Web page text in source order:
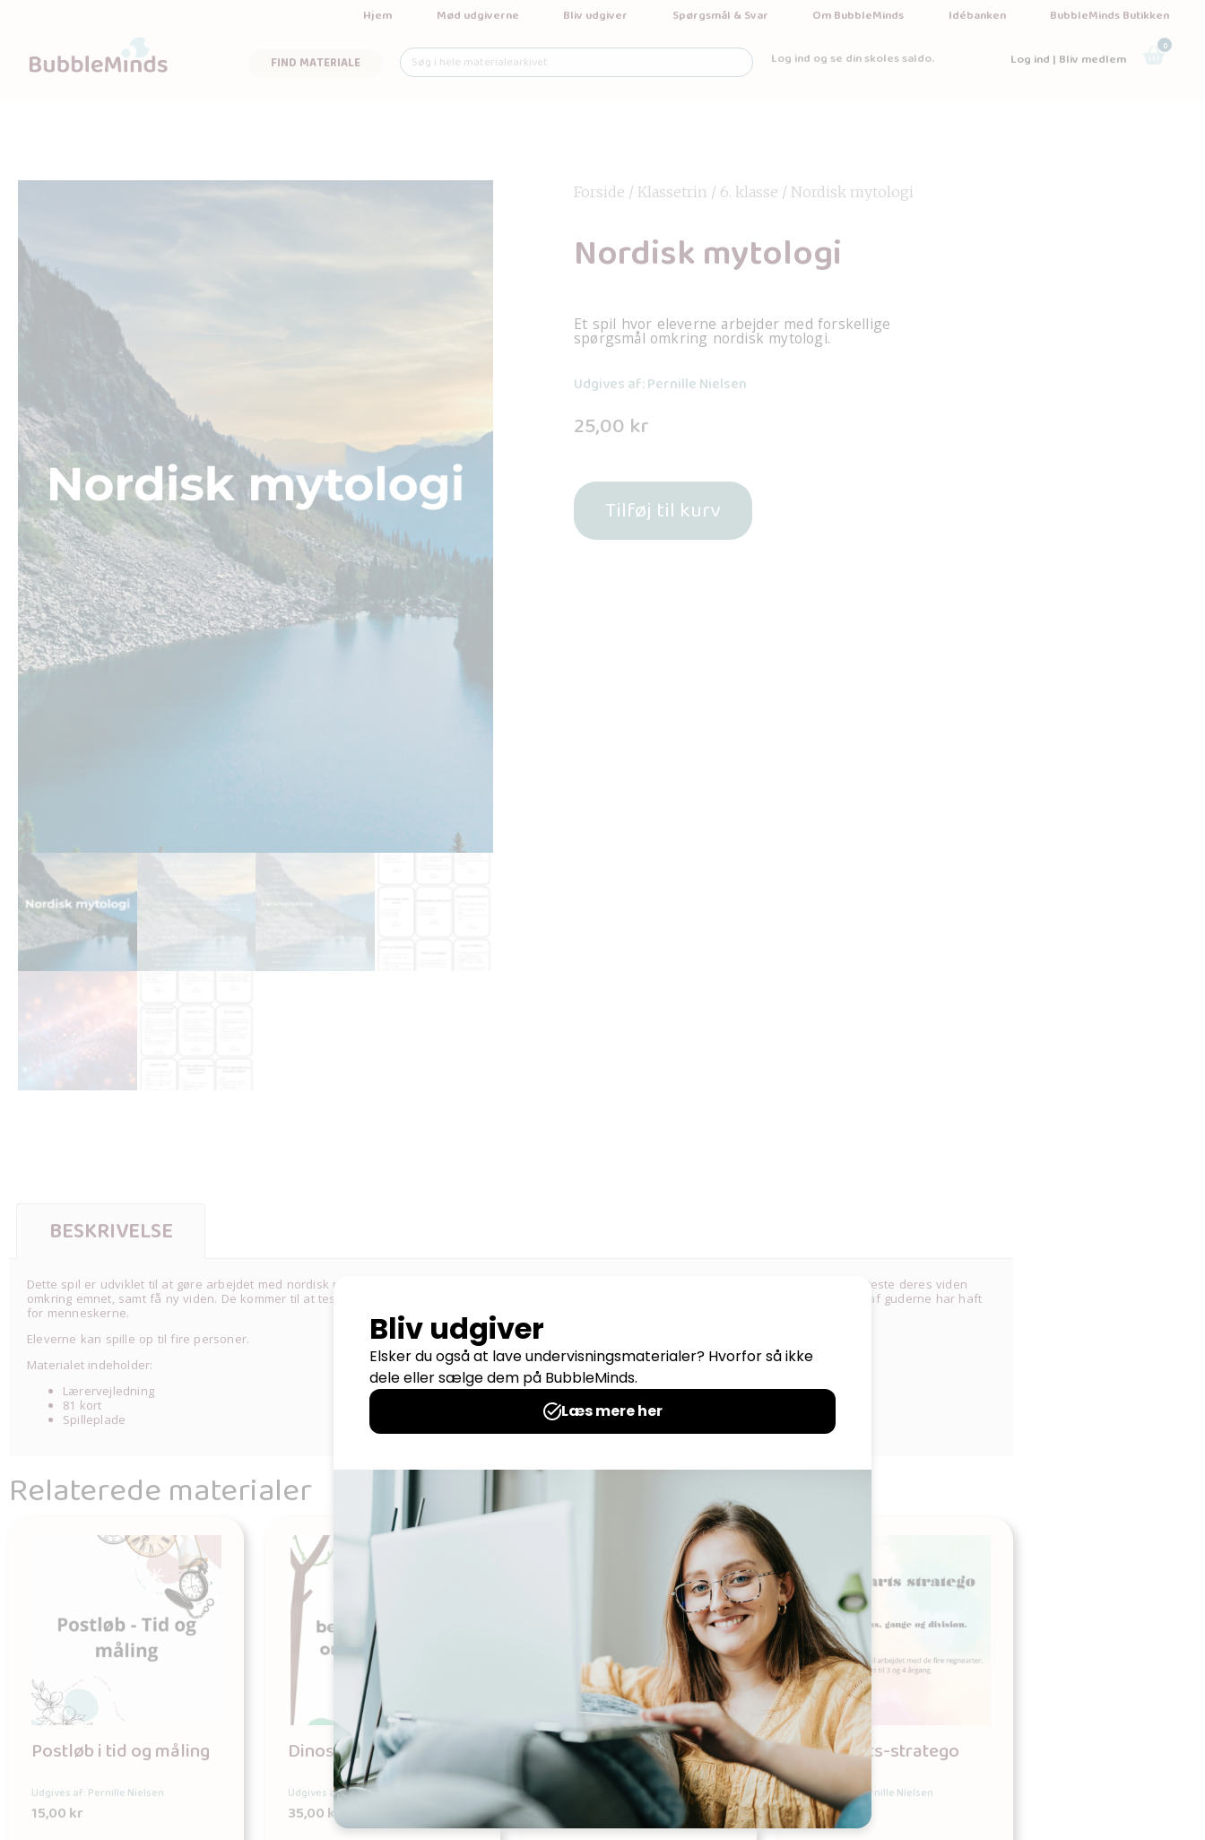
Hjem Mød udgiverne Bliv udgiver Spørgsmål & Svar Om BubbleMinds Idébanken BubbleMinds Butikken
FIND MATERIALE Log ind og se din skoles saldo. Log ind | Bliv medlem
0
Forside / Klassetrin / 6. klasse / Nordisk mytologi
Nordisk mytologi
Et spil hvor eleverne arbejder med forskellige
spørgsmål omkring nordisk mytologi.
Udgives af: Pernille Nielsen
25,00 kr
Tilføj til kurv
BESKRIVELSE
Dette spil er udviklet til at gøre arbejdet med nordisk mytologi sjovere. Gennem playful learning og sjov konkurrence, for eleverne mulighed for at teste deres viden
omkring emnet, samt få ny viden. De kommer til at teste deres viden omkring guderne, jætterne, verdens undergang samt hvilken betydning nogle af guderne har haft
for menneskerne.
Eleverne kan spille op til fire personer.
Materialet indeholder:
Lærervejledning
81 kort
Spilleplade
Relaterede materialer
Postløb i tid og måling
Udgives af: Pernille Nielsen
15,00kr
Dinosaurer-spil
Udgives af: Pernille Nielsen
35,00kr
Sorteper – gange
Udgives af: Pernille Nielsen
10,00
Regnearts-stratego
Udgives af: Pernille Nielsen
35,00kr